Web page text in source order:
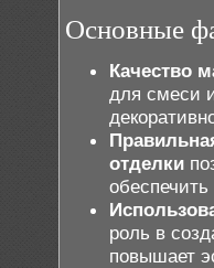
Основные
Качество
для смеси
отделки
роль в
повышает